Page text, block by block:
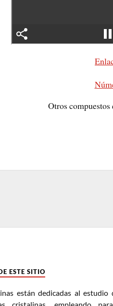
Otros
ESTE SITIO
están dedicadas al estudio